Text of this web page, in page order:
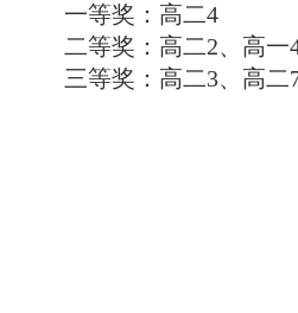
一等奖：高二4
二等奖：高二2、高一
三等奖：高二3、高